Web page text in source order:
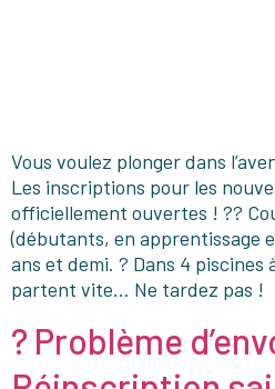
Vous voulez plonger dans
Les inscriptions pour les
officiellement ouvertes ! ??
(débutants, en apprentissage
ans et demi. ? Dans 4
partent vite… Ne tardez pas !
? Problème